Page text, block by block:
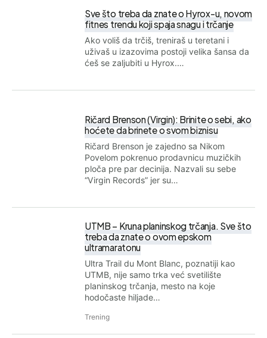
Sve što treba da znate o Hyrox-u, novom
fitnes trendu koji spaja snagu i trčanje
Ako voliš da trčiš, treniraš u teretani i
uživaš u izazovima postoji velika šansa da
ćeš se zaljubiti u Hyrox.…
Ričard Brenson (Virgin): Brinite o sebi, ako
hoćete da brinete o svom biznisu
Ričard Brenson je zajedno sa Nikom
Povelom pokrenuo prodavnicu muzičkih
ploča pre par decinija. Nazvali su sebe
“Virgin Records” jer su…
UTMB – Kruna planinskog trčanja. Sve što
treba da znate o ovom epskom
ultramaratonu
Ultra Trail du Mont Blanc, poznatiji kao
UTMB, nije samo trka već svetilište
planinskog trčanja, mesto na koje
hodočaste hiljade…
Trening